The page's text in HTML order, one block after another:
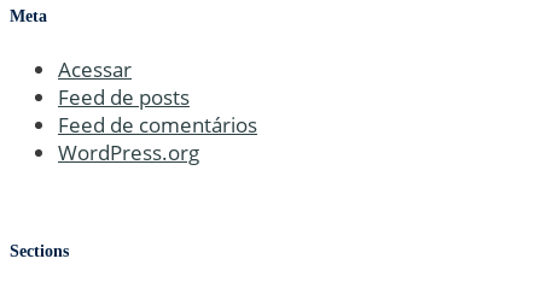
Meta
Acessar
Feed de posts
Feed de comentários
WordPress.org
Sections